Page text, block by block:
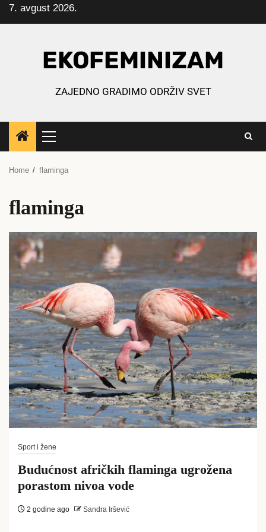
Skip
to
7. avgust 2026.
EKOFEMINIZAM
ZAJEDNO GRADIMO ODRŽIV SVET
Primary
Menu
Home flaminga
flaminga
Sport i žene
Budućnost afričkih flaminga ugrožena
porastom nivoa vode
2 godine ago Sandra Iršević